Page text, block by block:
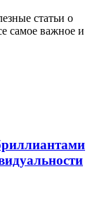
статьи о
самое важное и